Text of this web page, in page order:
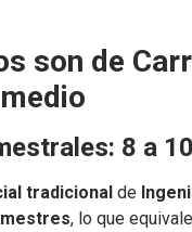
son de
8 a
tradicional de
, lo que